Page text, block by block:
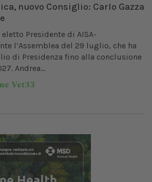
nuovo Consiglio: Carlo Gazza
eletto Presidente di AISA-
l’Assemblea del 29 luglio, che ha
di Presidenza fino alla conclusione
Andrea...
Vet33